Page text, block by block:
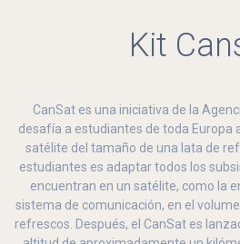
Kit
CanSat es una iniciativa de la
desafía a estudiantes de toda Europa
satélite del tamaño de una lata de
estudiantes es adaptar todos los
encuentran en un satélite, como la
sistema de comunicación, en el
refrescos. Después, el CanSat es